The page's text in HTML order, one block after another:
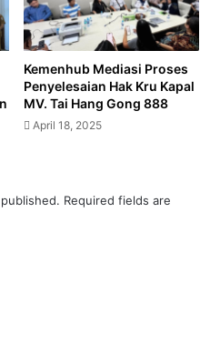
Kemenhub Mediasi Proses
Penyelesaian Hak Kru Kapal
MV. Tai Hang Gong 888
April 18, 2025
Required fields are